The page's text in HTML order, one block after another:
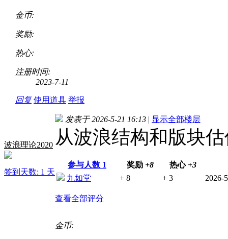
金币:
奖励:
热心:
注册时间:
2023-7-11
回复 使用道具 举报
波浪理论2020
签到天数: 1 天
发表于 2026-5-21 16:13 | 显示全部楼层
从波浪结构和版块
参与人数 1 奖励 +8 热心 +3
九如堂
+ 8 + 3 2026-
查看全部评分
金币: